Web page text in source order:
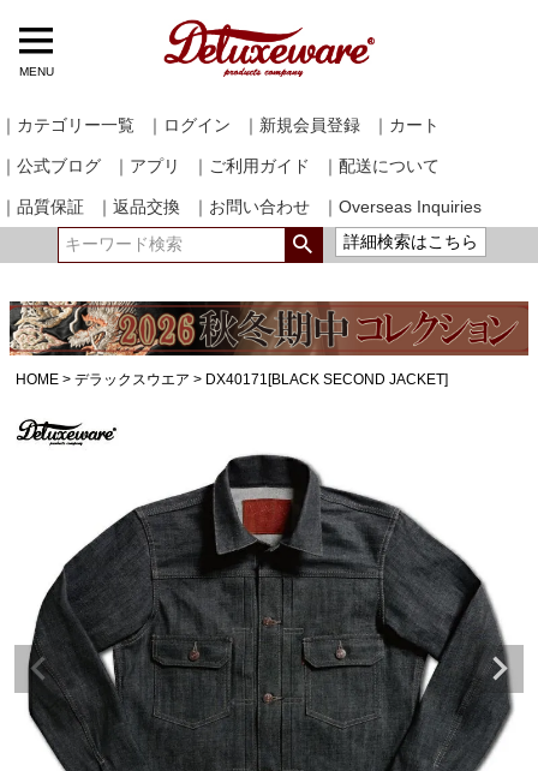
MENU
｜カテゴリー一覧 ｜ログイン ｜新規会員登録 ｜カート
｜公式ブログ ｜アプリ ｜ご利用ガイド ｜配送について
｜品質保証 ｜返品交換 ｜お問い合わせ
｜Overseas Inquiries
詳細検索はこちら
HOME デラックスウエア DX40171[BLACK SECOND JACKET]